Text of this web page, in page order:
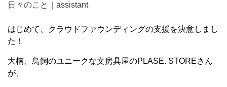
日々のこと
assistant
はじめて、クラウドファウンディングの支援を決意しまし
た！
大楠、鳥飼のユニークな文房具屋のPLASE. STOREさん
が、